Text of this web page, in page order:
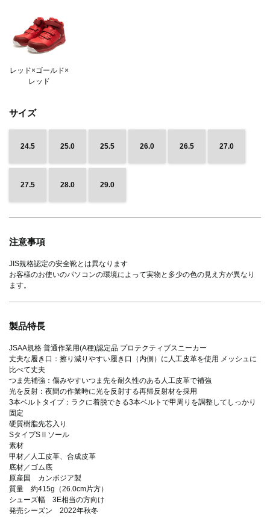
レッド×ゴールド×
レッド
サイズ
24.5 25.0 25.5 26.0 26.5 27.0
27.5 28.0 29.0
注意事項
JIS規格認定の安全靴とは異なります
お客様のお使いのパソコンの環境によって実物と多少の色の見え方が異なり
ます。
製品特長
JSAA規格 普通作業用(A種)認定品 プロテクティブスニーカー
丈夫な履き口：擦り減りやすい履き口（内側）に人工皮革を使用 メッシュに
比べて丈夫
つま先補強：傷みやすいつま先を耐久性のある人工皮革で補強
光を反射：夜間の作業時に光を反射する再帰反射材を採用
3本ベルトタイプ：ラクに着脱できる3本ベルトで甲周りを調整してしっかり
固定
硬質樹脂先芯入り
SタイプSⅡソール
素材
甲材／人工皮革、合成皮革
底材／ゴム底
原産国 カンボジア製
質量 約415g（26.0cm片方）
シューズ幅 3E相当の方向け
発売シーズン 2022年秋冬